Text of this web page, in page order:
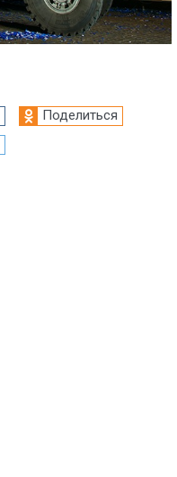
Поделиться